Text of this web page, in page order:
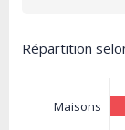
Répartition
Maisons